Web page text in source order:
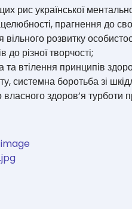
рис української
прагнення до
розвитку
до різної творчості;
втілення принципів
системна боротьба зі
власного здоров’я турботи